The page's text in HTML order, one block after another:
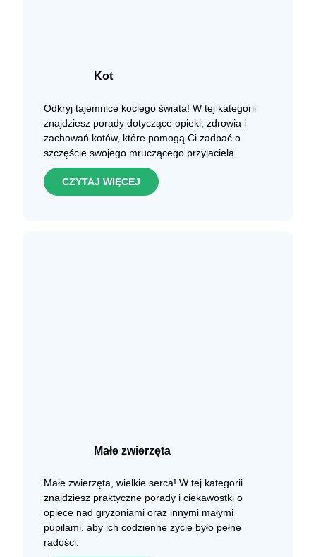
Kot
Odkryj tajemnice kociego świata! W tej kategorii
znajdziesz porady dotyczące opieki, zdrowia i
zachowań kotów, które pomogą Ci zadbać o
szczęście swojego mruczącego przyjaciela.
CZYTAJ WIĘCEJ
Małe zwierzęta
Małe zwierzęta, wielkie serca! W tej kategorii
znajdziesz praktyczne porady i ciekawostki o
opiece nad gryzoniami oraz innymi małymi
pupilami, aby ich codzienne życie było pełne
radości.